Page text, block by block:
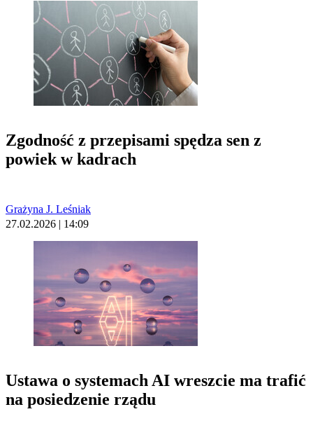
Zgodność z przepisami spędza sen z
powiek w kadrach
Grażyna J. Leśniak
27.02.2026 | 14:09
Ustawa o systemach AI wreszcie ma trafić
na posiedzenie rządu